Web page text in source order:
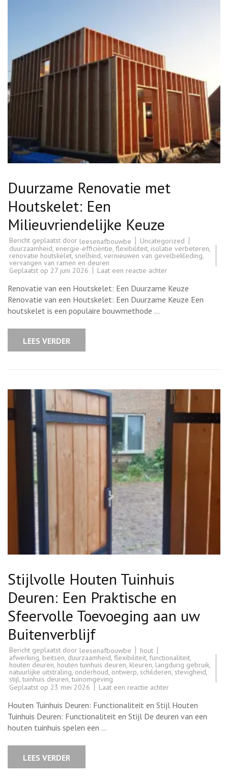
Duurzame Renovatie met
Houtskelet: Een
Milieuvriendelijke Keuze
Bericht geplaatst door leesenafbouwbe
Uncategorized
duurzaamheid, energie-efficiëntie, flexibiliteit, isolatie verbeteren,
renovatie houtskelet, snelheid, vernieuwen van gevelbekleding,
vervangen van ramen en deuren
Geplaatst op 27 juni 2026 Laat een reactie achterop
Renovatie
met
Houtskelet:
Een
Renovatie van een Houtskelet: Een Duurzame Keuze
Renovatie van een Houtskelet: Een Duurzame Keuze Een
houtskelet is een populaire bouwmethode …
LEES VERDER
Stijlvolle Houten Tuinhuis
Deuren: Een Praktische en
Sfeervolle Toevoeging aan uw
Buitenverblijf
Bericht geplaatst door leesenafbouwbe
hout
afwerking, beitsen, duurzaamheid, flexibiliteit, functionaliteit,
houten deuren, houten tuinhuis deuren, kleuren, langdurig gebruik,
natuurlijke uitstraling, onderhoud, ontwerp, schilderen, stevigheid,
stijl,tuinhuis deuren,tuinomgeving
Geplaatst op 23 mei 2026 Laat een reactie achterop
Houten
Tuinhuis
Deuren:
Een
Houten Tuinhuis Deuren: Functionaliteit en Stijl Houten
Tuinhuis Deuren: Functionaliteit en Stijl De deuren van een
houten tuinhuis spelen een …
LEES VERDER